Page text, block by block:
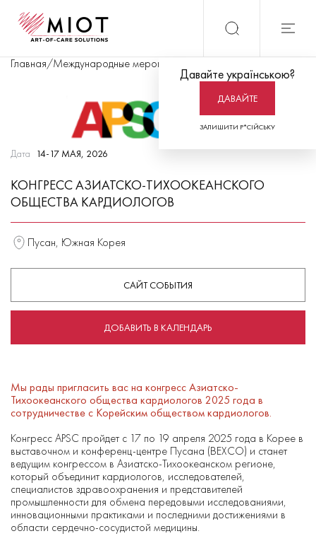
Давайте українською?
ДАВАЙТЕ
ЗАЛИШИТИ Р*СІЙСЬКУ
Главная/Международные мероприятия
Дата 14-17 МАЯ, 2026
КОНГРЕСС АЗИАТСКО-ТИХООКЕАНСКОГО
ОБЩЕСТВА КАРДИОЛОГОВ
Пусан, Южная Корея
САЙТ СОБЫТИЯ
ДОБАВИТЬ В КАЛЕНДАРЬ
Мы рады пригласить вас на конгресс Азиатско-
Тихоокеанского общества кардиологов 2025 года в
сотрудничестве с Корейским обществом кардиологов.
Конгресс APSC пройдет с 17 по 19 апреля 2025 года в Корее в
выставочном и конференц-центре Пусана (BEXCO) и станет
ведущим конгрессом в Азиатско-Тихоокеанском регионе,
который объединит кардиологов, исследователей,
специалистов здравоохранения и представителей
промышленности для обмена передовыми исследованиями,
инновационными практиками и последними достижениями в
области сердечно-сосудистой медицины.